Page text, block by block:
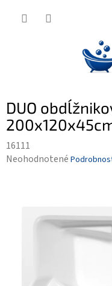
DUO
16111
Priemerné
Neohodnotené